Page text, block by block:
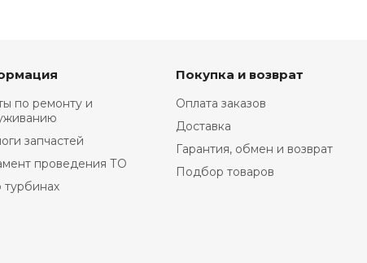
по ремонту и
запчастей
проведения ТО
турбинах
Покупка и возврат
Оплата заказов
Доставка
Гарантия, обмен и возврат
Подбор товаров